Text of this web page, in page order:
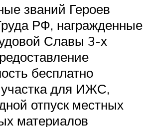
званий Героев
РФ, награжденные
Славы 3-х
бесплатно
участка для ИЖС,
отпуск местных
материалов